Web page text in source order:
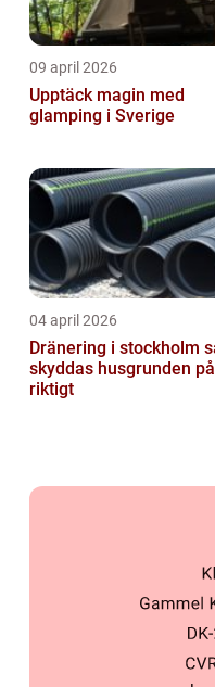
09 april 2026
Upptäck magin med
glamping i Sverige
04 april 2026
Dränering i stockholm så
skyddas husgrunden på
riktigt